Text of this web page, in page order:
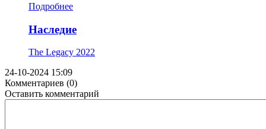
Подробнее
Наследие
The Legacy 2022
24-10-2024 15:09
Комментариев (0)
Оставить комментарий